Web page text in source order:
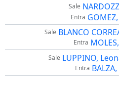
Sale
Entra
Sale BLANCO
Entra
Sale LUPPINO,
Entra